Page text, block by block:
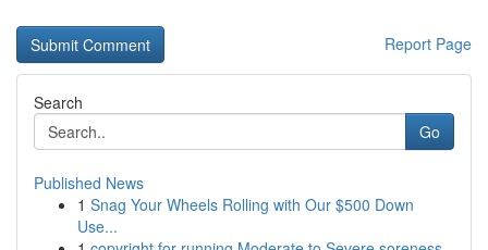
Report Page
Search
Go
Published News
1 Snag Your Wheels Rolling with Our $500 Down
Use...